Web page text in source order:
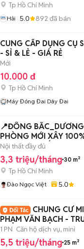
Tp Hồ Chí Minh
Hải 5.0 892 đã bán
CUNG CẤP DỤNG CỤ
- SỈ & LẺ - GIÁ RẺ
Mới
10.000 đ
Tp Hồ Chí Minh
Máy Đóng Đai Dây Đai
📍ĐÔNG
PHÒNG MỚI XÂY
FULL NỘI THẤT
Nội thất đầy đủ
3,3 triệu/tháng 30 m²
Tp Hồ Chí Minh
Đào Ngọc Việt 5.0
CHUNG CƯ
PHẠM VĂN BẠCH -
1 PN Căn hộ dịch vụ, mini
5,5 triệu/tháng 25 m²